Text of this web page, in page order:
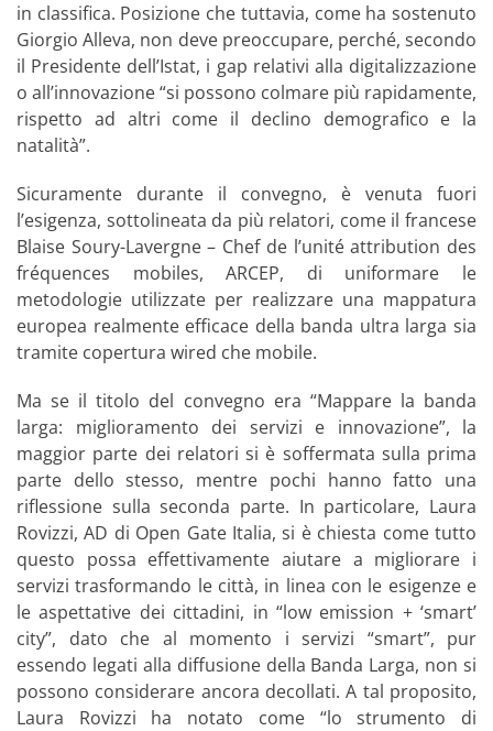
in classifica. Posizione che tuttavia, come ha sostenuto
Giorgio Alleva, non deve preoccupare, perché, secondo
il Presidente dell’Istat, i gap relativi alla digitalizzazione
o all’innovazione “si possono colmare più rapidamente,
rispetto ad altri come il declino demografico e la
natalità”.
Sicuramente durante il convegno, è venuta fuori
l’esigenza, sottolineata da più relatori, come il francese
Blaise Soury-Lavergne – Chef de l’unité attribution des
fréquences mobiles, ARCEP, di uniformare le
metodologie utilizzate per realizzare una mappatura
europea realmente efficace della banda ultra larga sia
tramite copertura wired che mobile.
Ma se il titolo del convegno era “Mappare la banda
larga: miglioramento dei servizi e innovazione”, la
maggior parte dei relatori si è soffermata sulla prima
parte dello stesso, mentre pochi hanno fatto una
riflessione sulla seconda parte. In particolare, Laura
Rovizzi, AD di Open Gate Italia, si è chiesta come tutto
questo possa effettivamente aiutare a migliorare i
servizi trasformando le città, in linea con le esigenze e
le aspettative dei cittadini, in “low emission + ‘smart’
city”, dato che al momento i servizi “smart”, pur
essendo legati alla diffusione della Banda Larga, non si
possono considerare ancora decollati. A tal proposito,
Laura Rovizzi ha notato come “lo strumento di